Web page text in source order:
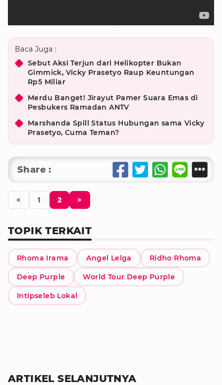
Baca Juga :
Sebut Aksi Terjun dari Helikopter Bukan
Gimmick, Vicky Prasetyo Raup Keuntungan
Rp5 Miliar
Merdu Banget! Jirayut Pamer Suara Emas di
Pesbukers Ramadan ANTV
Marshanda Spill Status Hubungan sama Vicky
Prasetyo, Cuma Teman?
Share :
< 1 2 >
TOPIK TERKAIT
Rhoma Irama Angel Lelga Ridho Rhoma
Deep Purple World Tour Deep Purple
Intipseleb Lokal
ARTIKEL SELANJUTNYA